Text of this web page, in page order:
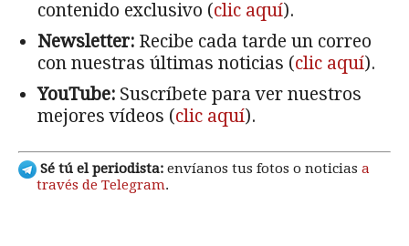
contenido exclusivo (clic aquí).
Newsletter: Recibe cada tarde un correo
con nuestras últimas noticias (clic aquí).
YouTube: Suscríbete para ver nuestros
mejores vídeos (clic aquí).
Sé tú el periodista: envíanos tus fotos o noticias a
través de Telegram.